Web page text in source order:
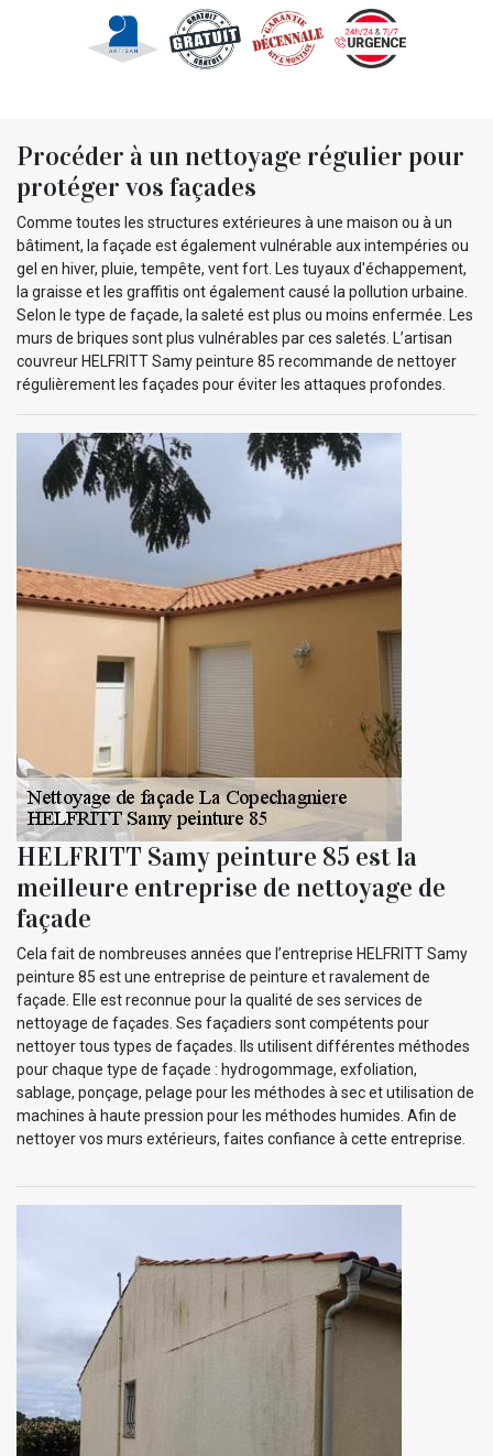
Procéder à un nettoyage régulier pour
protéger vos façades
Comme toutes les structures extérieures à une maison ou à un
bâtiment, la façade est également vulnérable aux intempéries ou
gel en hiver, pluie, tempête, vent fort. Les tuyaux d'échappement,
la graisse et les graffitis ont également causé la pollution urbaine.
Selon le type de façade, la saleté est plus ou moins enfermée. Les
murs de briques sont plus vulnérables par ces saletés. L’artisan
couvreur HELFRITT Samy peinture 85 recommande de nettoyer
régulièrement les façades pour éviter les attaques profondes.
HELFRITT Samy peinture 85 est la
meilleure entreprise de nettoyage de
façade
Cela fait de nombreuses années que l’entreprise HELFRITT Samy
peinture 85 est une entreprise de peinture et ravalement de
façade. Elle est reconnue pour la qualité de ses services de
nettoyage de façades. Ses façadiers sont compétents pour
nettoyer tous types de façades. Ils utilisent différentes méthodes
pour chaque type de façade : hydrogommage, exfoliation,
sablage, ponçage, pelage pour les méthodes à sec et utilisation de
machines à haute pression pour les méthodes humides. Afin de
nettoyer vos murs extérieurs, faites confiance à cette entreprise.